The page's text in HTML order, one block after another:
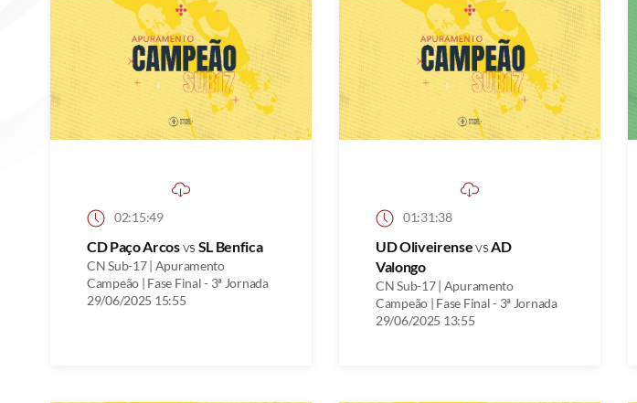
02:15:49
CD Paço Arcosvs SL Benfica
CN Sub-17 | Apuramento
Campeão | Fase Final - 3ª Jornada
29/06/2025 15:55
01:31:38
UD OliveirensevsAD
Valongo
CN Sub-17 | Apuramento
Campeão | Fase Final - 3ª Jornada
29/06/2025 13:55